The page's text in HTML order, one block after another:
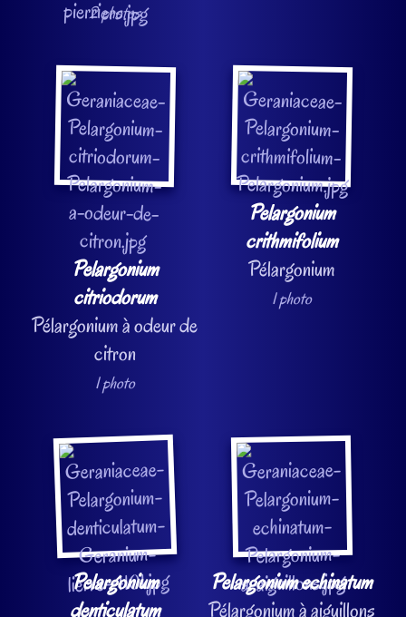
2 photos
Pelargonium
citriodorum
Pélargonium à odeur de
citron
1 photo
Pelargonium
crithmifolium
Pélargonium
1 photo
Pelargonium
denticulatum
Pelargonium echinatum
Pélargonium à aiguillons